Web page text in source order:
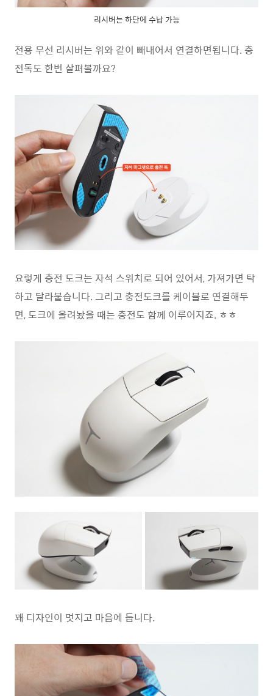
리시버는 하단에 수납 가능
전용 무선 리시버는 위와 같이 빼내어서 연결하면됩니다. 충
전독도 한번 살펴볼까요?
요렇게 충전 도크는 자석 스위치로 되어 있어서, 가져가면 탁
하고 달라붙습니다. 그리고 충전도크를 케이블로 연결해두
면, 도크에 올려놨을 때는 충전도 함께 이루어지죠. ㅎㅎ
꽤 디자인이 멋지고 마음에 듭니다.